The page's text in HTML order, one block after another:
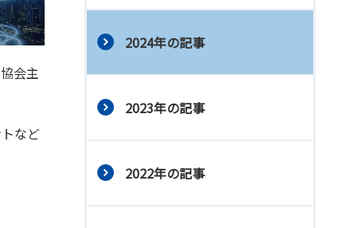
会主
など
2024年の記事
2023年の記事
2022年の記事